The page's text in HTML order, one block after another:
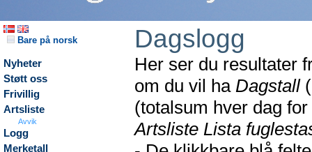
Bare på norsk
Nyheter
Støtt oss
Frivillig
Artsliste
Avvik
Logg
Merketall
Dagslogg
Her ser du resultater
om du vil ha Dagstall
(totalsum hver dag
Artsliste Lista